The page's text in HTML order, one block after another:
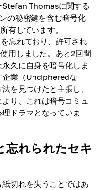
Stefan Thomasに関する
の秘密鍵を含む暗号化
有しています。
忘れており、許可され
用しました。あと2回間
久に自身を暗号化しま
企業（Uncipheredな
を見つけたと主張し、
り、これは暗号コミュ
ドラマとなっていま
忘れられたセキ
切れを失うことではあ